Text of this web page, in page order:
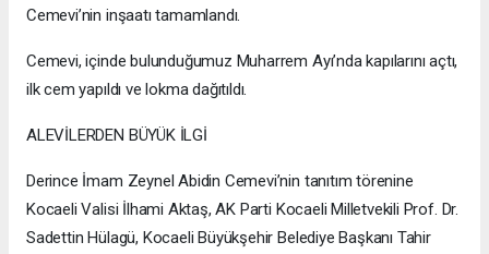
Cemevi’nin inşaatı tamamlandı.
Cemevi, içinde bulunduğumuz Muharrem Ayı’nda kapılarını açtı,
ilk cem yapıldı ve lokma dağıtıldı.
ALEVİLERDEN BÜYÜK İLGİ
Derince İmam Zeynel Abidin Cemevi’nin tanıtım törenine
Kocaeli Valisi İlhami Aktaş, AK Parti Kocaeli Milletvekili Prof. Dr.
Sadettin Hülagü, Kocaeli Büyükşehir Belediye Başkanı Tahir